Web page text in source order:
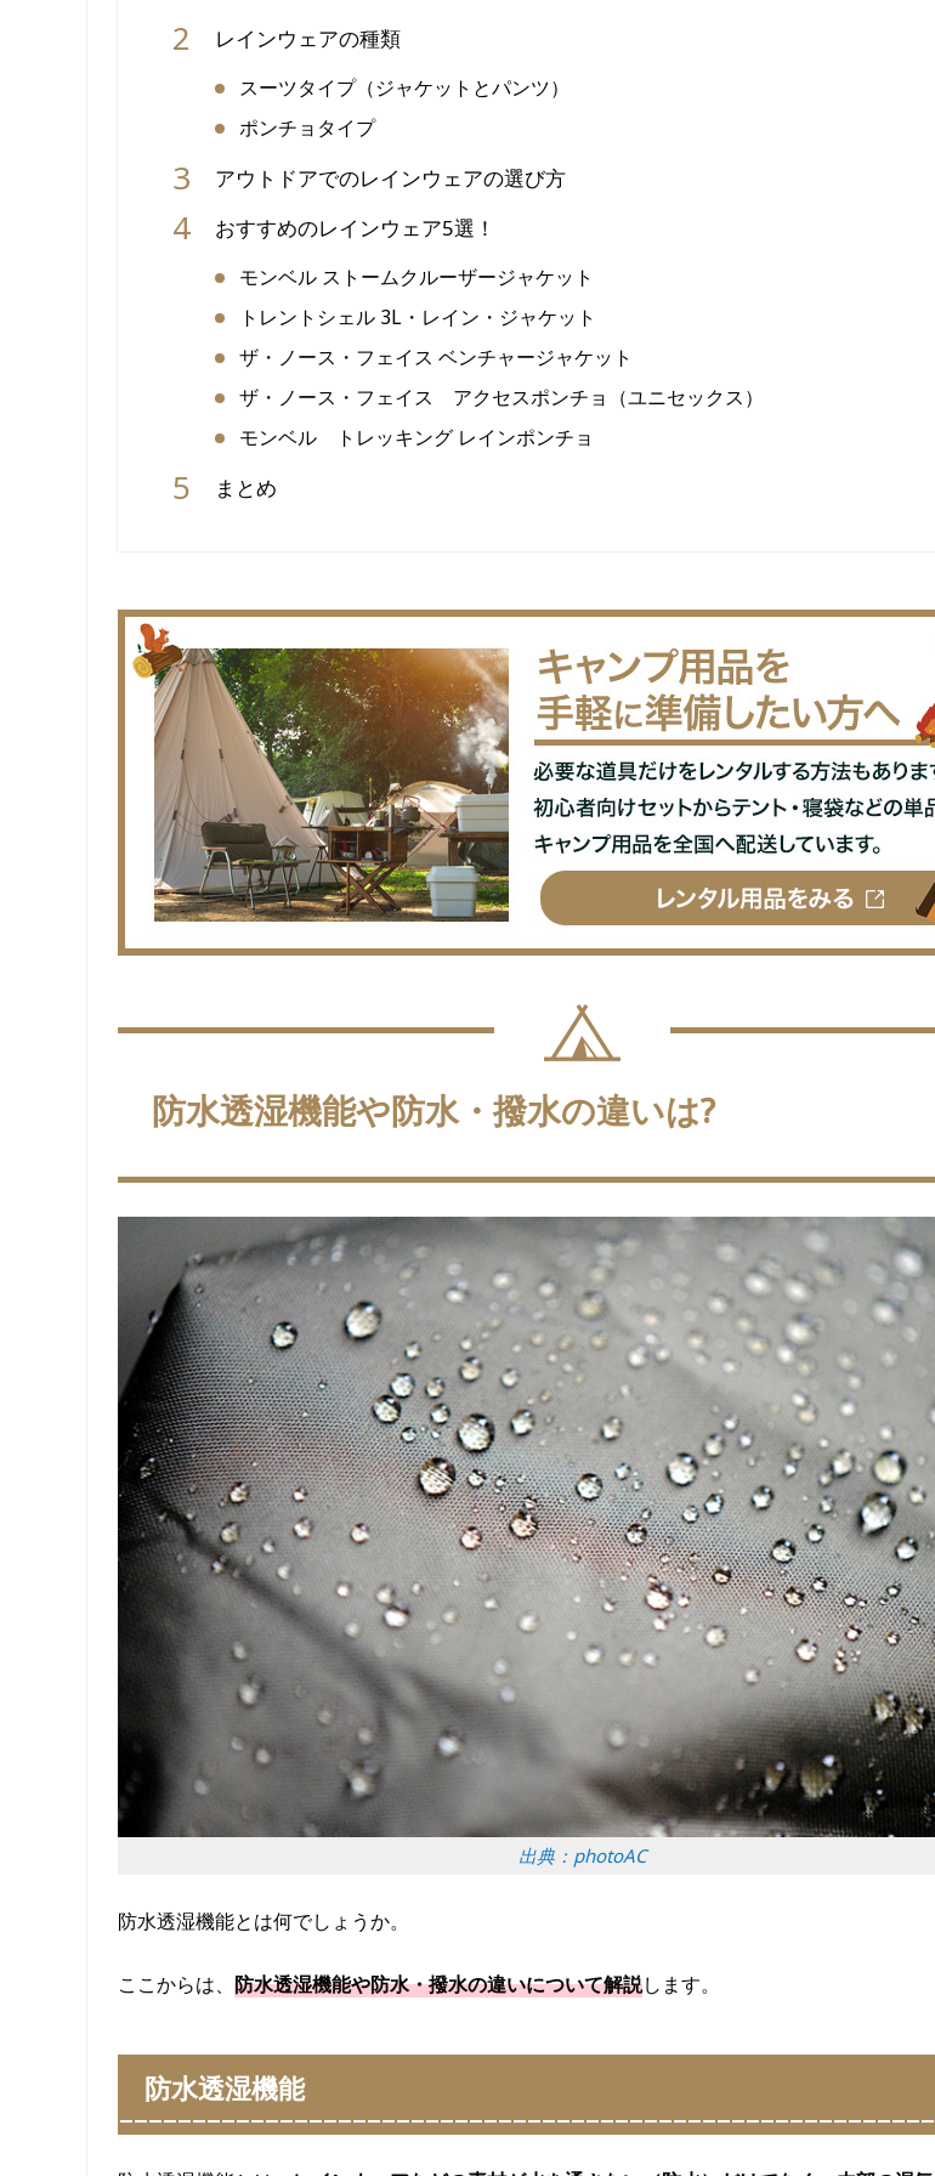
レインウェアの種類
スーツタイプ（ジャケットとパンツ）
ポンチョタイプ
アウトドアでのレインウェアの選び方
おすすめのレインウェア5選！
モンベル ストームクルーザージャケット
トレントシェル 3L・レイン・ジャケット
ザ・ノース・フェイス ベンチャージャケット
ザ・ノース・フェイス アクセスポンチョ（ユニセックス）
モンベル トレッキング レインポンチョ
まとめ
防水透湿機能や防水・撥水の違いは?
出典：photoAC
防水透湿機能とは何でしょうか。
ここからは、 防水透湿機能や防水・撥水の違いについて解説します。
防水透湿機能